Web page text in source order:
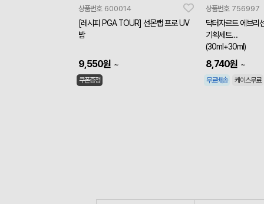
상품번호 600014
[레시피 PGA TOUR] 선몬랩 프로 UV
밤
9,550원 ~
쿠폰증정
상품번호 756997
닥터자르트 에브리
기획세트
(30ml+30ml)
8,740원 ~
무료배송 케이스무료